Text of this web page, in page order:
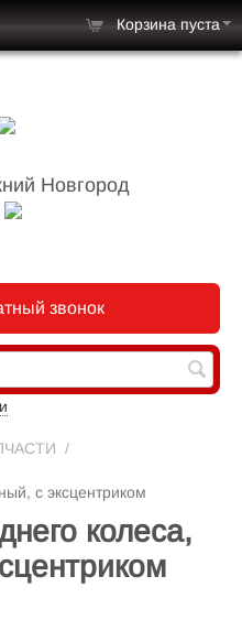
Новгород
звонок
Корзина пуста
/
с эксцентриком
колеса,